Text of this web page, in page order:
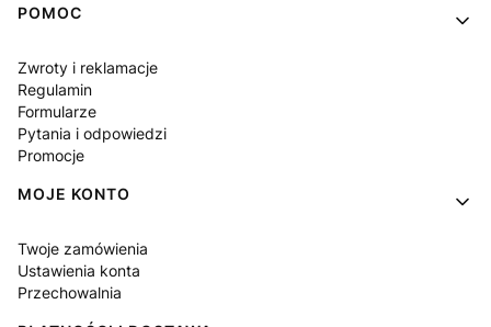
Linki w stopce
POMOC
Zwroty i reklamacje
Regulamin
Formularze
Pytania i odpowiedzi
Promocje
MOJE KONTO
Twoje zamówienia
Ustawienia konta
Przechowalnia